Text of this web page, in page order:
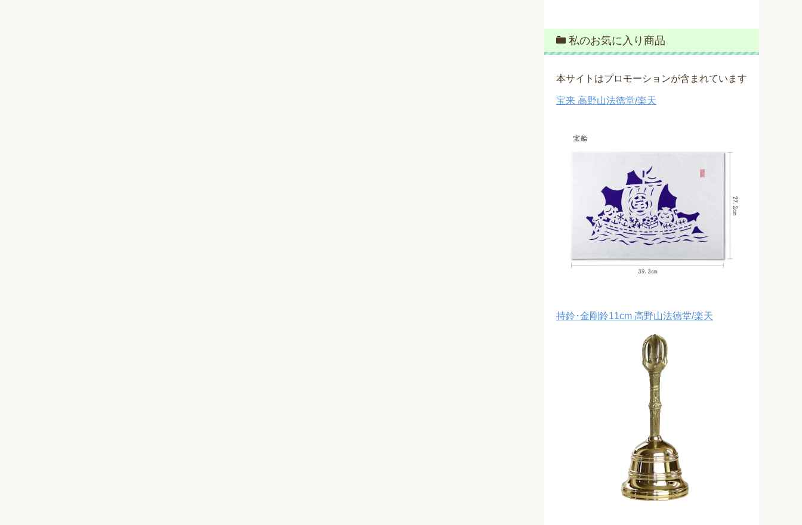
私のお気に入り商品
本サイトはプロモーションが含まれています
宝来 高野山法徳堂/楽天
持鈴･金剛鈴11cm 高野山法徳堂/楽天